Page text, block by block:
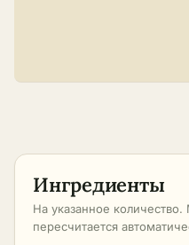
Ингредиенты
На указанное
пересчитается